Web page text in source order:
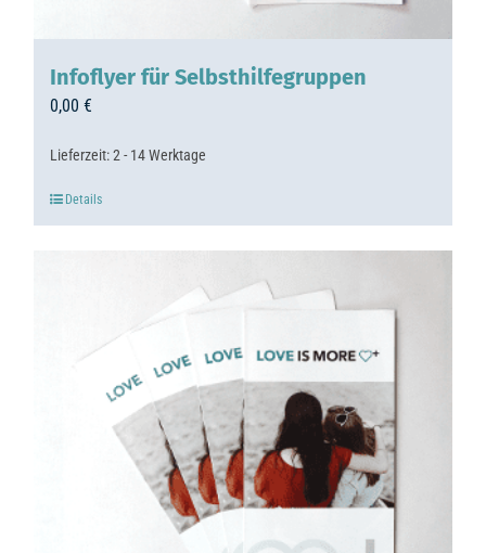
Infoflyer für Selbsthilfegruppen
0,00 €
Lieferzeit:2 - 14 Werktage
Details